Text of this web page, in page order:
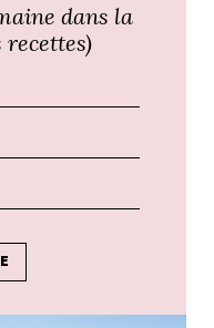
chics à partir du
bronzer sur la
et déjeuner à San
ou vous rendre à
meilleur moyen de
Vita !
dans la
recettes)